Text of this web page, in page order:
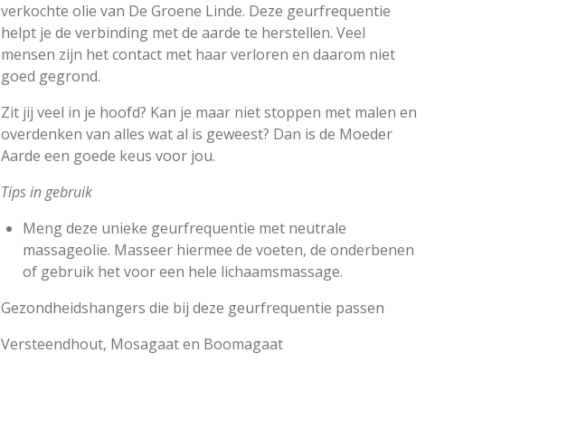
verkochte olie van De Groene Linde. Deze geurfrequentie
helpt je de verbinding met de aarde te herstellen. Veel
mensen zijn het contact met haar verloren en daarom niet
goed gegrond.
Zit jij veel in je hoofd? Kan je maar niet stoppen met malen en
overdenken van alles wat al is geweest? Dan is de Moeder
Aarde een goede keus voor jou.
Tips in gebruik
Meng deze unieke geurfrequentie met neutrale
massageolie. Masseer hiermee de voeten, de onderbenen
of gebruik het voor een hele lichaamsmassage.
Gezondheidshangers die bij deze geurfrequentie passen
Versteendhout, Mosagaaten Boomagaat